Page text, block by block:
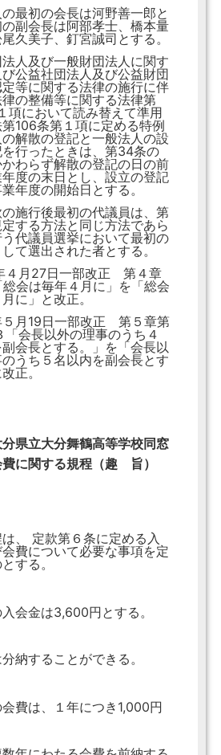
最初の会長は河野善一郎と
の副会長は阿部孝士、橋本量
久美子、釘宮誠司とする。
人及び一般財団法人に関す
公益社団法人及び公益財団
等に関する法律の施行に伴
律の整備等に関する法律第
項において読み替えて準用
106条第１項に定める特例
解散の登記と一般法人の設
行ったときは、第34条の
わらず解散の登記の日の前
度の末日とし、設立の登記
年度の開始日とする。
施行後最初の代議員は、第
定する方法と同じ方法であら
代議員選挙において最初の
て選出された者とする。
４月27日一部改正 第４章
会は毎年４月に」を「総会
に」と改正。
５月19日一部改正 第５章第
会長以外の理事のうち４
会長とする。」を「会長以
うち５名以内を副会長とす
正。
県立大分舞鶴高等学校同窓
に関する規程（趣 旨）
、 定款第６条に定める入
費について必要な事項を定
する。
会金は3,600円とする。
納することができる。
費は、１年につき1,000円